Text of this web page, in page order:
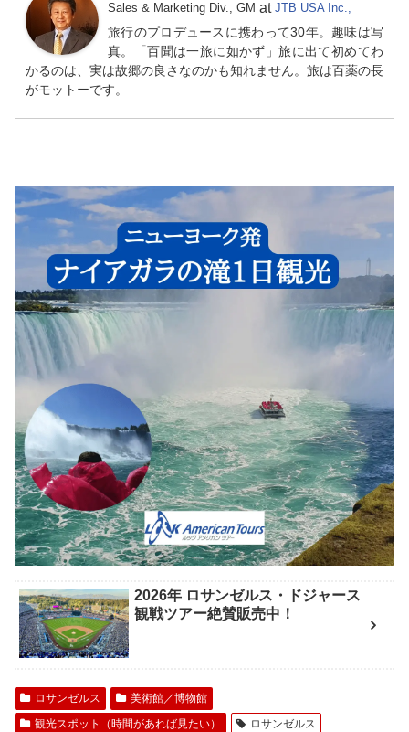
Sales & Marketing Div., GM at JTB USA Inc.,
旅行のプロデュースに携わって30年。趣味は写
真。「百聞は一旅に如かず」旅に出て初めてわ
かるのは、実は故郷の良さなのかも知れません。旅は百薬の長
がモットーです。
2026年 ロサンゼルス・ドジャース
観戦ツアー絶賛販売中！
ロサンゼルス
美術館／博物館
観光スポット（時間があれば見たい）
ロサンゼルス